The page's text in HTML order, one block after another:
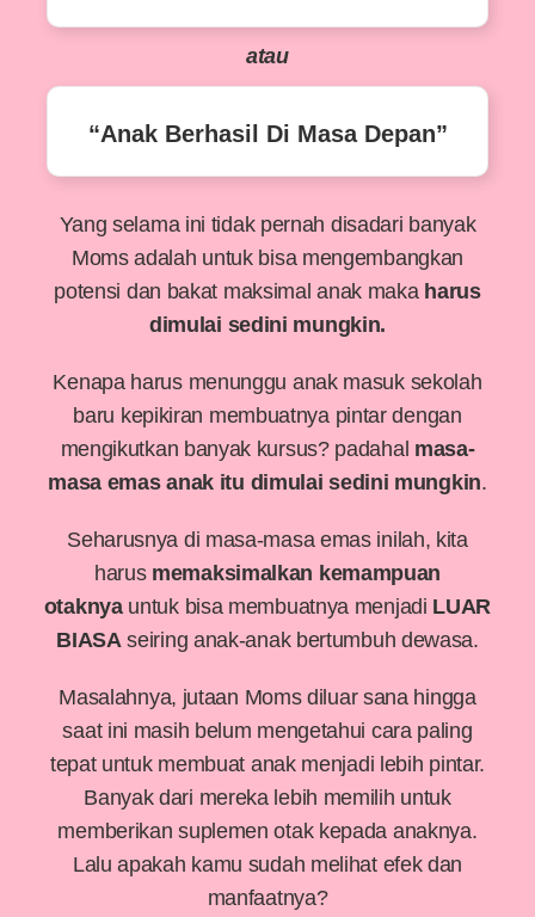
atau
“Anak Berhasil Di Masa Depan”
Yang selama ini tidak pernah disadari banyak
Moms adalah untuk bisa mengembangkan
potensi dan bakat maksimal anak maka harus
dimulai sedini mungkin.
Kenapa harus menunggu anak masuk sekolah
baru kepikiran membuatnya pintar dengan
mengikutkan banyak kursus? padahal masa-
masa emas anak itu dimulai sedini mungkin.
Seharusnya di masa-masa emas inilah, kita
harus memaksimalkan kemampuan
otaknyauntuk bisa membuatnya menjadi LUAR
BIASA seiring anak-anak bertumbuh dewasa.
Masalahnya, jutaan Moms diluar sana hingga
saat ini masih belum mengetahui cara paling
tepat untuk membuat anak menjadi lebih pintar.
Banyak dari mereka lebih memilih untuk
memberikan suplemen otak kepada anaknya.
Lalu apakah kamu sudah melihat efek dan
manfaatnya?